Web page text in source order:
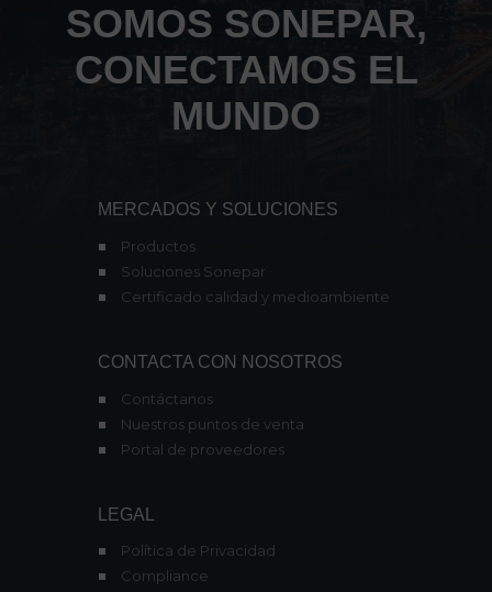
SOMOS SONEPAR,
CONECTAMOS EL
MUNDO
MERCADOS Y SOLUCIONES
Productos
Soluciones Sonepar
Certificado calidad y medioambiente
CONTACTA CON NOSOTROS
Contáctanos
Nuestros puntos de venta
Portal de proveedores
LEGAL
Política de Privacidad
Compliance